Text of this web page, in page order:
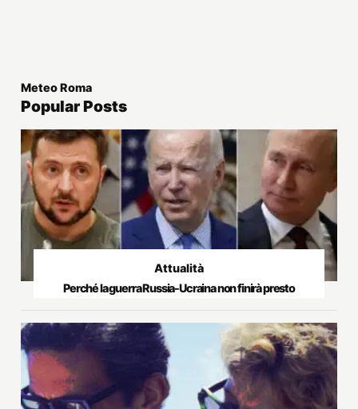
Meteo Roma
Popular Posts
Attualità
Perché la guerra Russia-Ucraina non finirà presto